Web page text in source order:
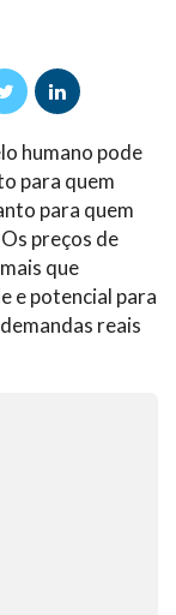
humano pode
para quem
para quem
preços de
que
e potencial para
reais